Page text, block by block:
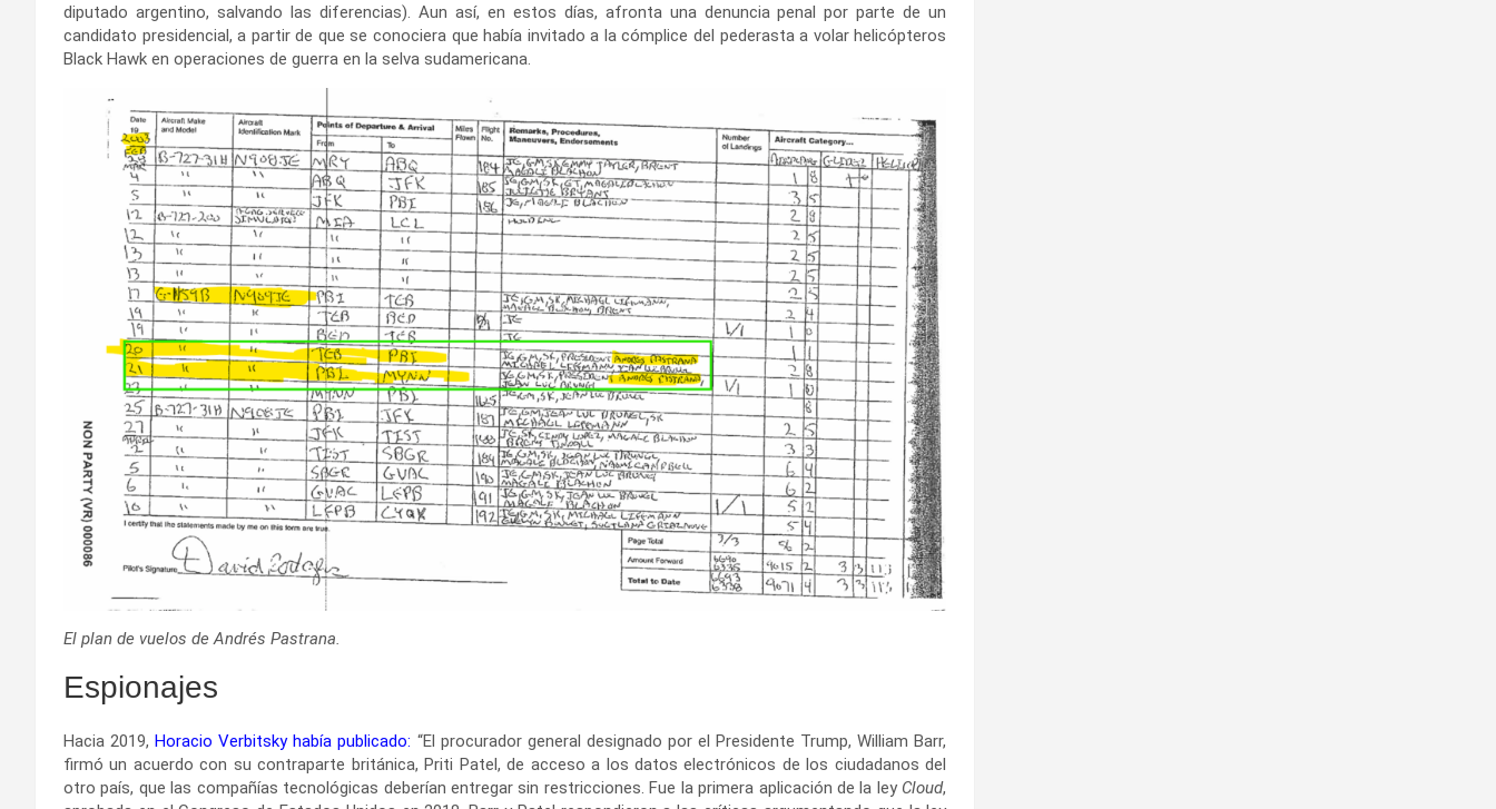
diputado argentino, salvando las diferencias). Aun así, en estos días, afronta una denuncia penal por parte de un
candidato presidencial, a partir de que se conociera que había invitado a la cómplice del pederasta a volar helicópteros
Black Hawk en operaciones de guerra en la selva sudamericana.
El plan de vuelos de Andrés Pastrana.
Espionajes
Hacia 2019,Horacio Verbitsky había publicado: “El procurador general designado por el Presidente Trump, William Barr,
firmó un acuerdo con su contraparte británica, Priti Patel, de acceso a los datos electrónicos de los ciudadanos del
otro país, que las compañías tecnológicas deberían entregar sin restricciones. Fue la primera aplicación de la ley Cloud,